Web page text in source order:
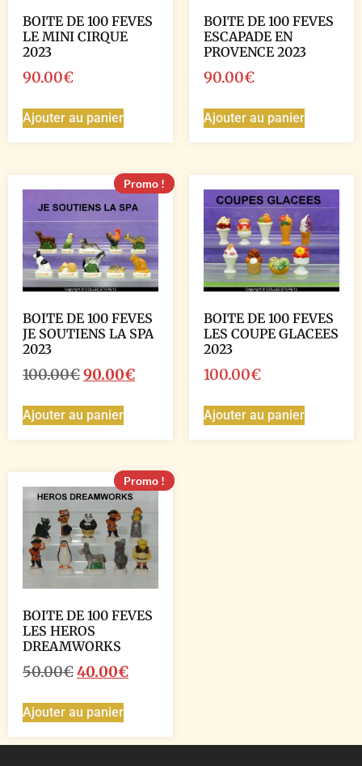
BOITE DE 100 FEVES
LE MINI CIRQUE
2023
90.00€
Ajouter au panier
BOITE DE 100 FEVES
ESCAPADE EN
PROVENCE 2023
90.00€
Ajouter au panier
Promo !
BOITE DE 100 FEVES
JE SOUTIENS LA SPA
2023
100.00€90.00€
Ajouter au panier
BOITE DE 100 FEVES
LES COUPE GLACEES
2023
100.00€
Ajouter au panier
Promo !
BOITE DE 100 FEVES
LES HEROS
DREAMWORKS
50.00€40.00€
Ajouter au panier